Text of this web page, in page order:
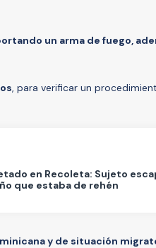
un arma de fuego,
, para verificar un
en Recoleta: Sujeto
que estaba de rehén
y de situación